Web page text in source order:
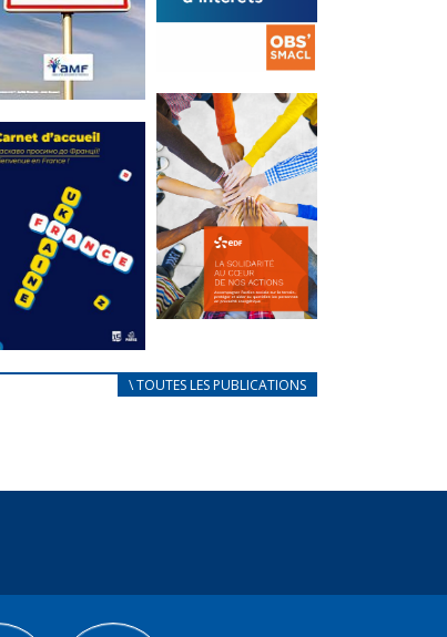
Statut de
l’élu local
Mise à jour avril
2024
FEUILLETER
La
prévention
des conflits
d’intérêts
18 septembre 2023
FEUILLETER
au coeur de
nos actions
FEUILLETER
\ TOUTES LES PUBLICATIONS